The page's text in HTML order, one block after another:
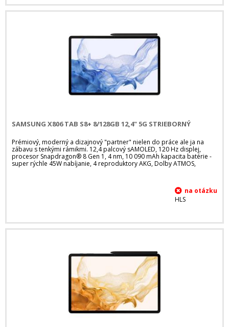
SAMSUNG X806 TAB S8+ 8/128GB 12,4" 5G STRIEBORNÝ
Prémiový, moderný a dizajnový "partner" nielen do práce ale ja na
zábavu s tenkými rámikmi. 12,4 palcový sAMOLED, 120 Hz displej,
procesor Snapdragon® 8 Gen 1, 4 nm, 10 090 mAh kapacita batérie -
super rýchle 45W nabíjanie, 4 reproduktory AKG, Dolby ATMOS,
HLS